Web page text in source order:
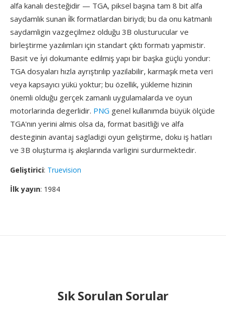
alfa kanalı desteğidir — TGA, piksel başına tam 8 bit alfa
saydamlık sunan i̇lk formatlardan biriydi; bu da onu katmanlı
saydamligin vazgeçilmez olduğu 3B olusturucular ve
birleştirme yazılımları için standart çıktı formatı yapmistir.
Basit ve i̇yi dokumante edilmiş yapı bir başka güçlü yondur:
TGA dosyaları hızla ayrıştırılıp yazilabilir, karmaşık meta veri
veya kapsayıcı yükü yoktur; bu özellik, yükleme hizinin
önemli olduğu gerçek zamanlı uygulamalarda ve oyun
motorlarinda degerlidir. PNG genel kullanımda büyük ölçüde
TGA'nın yerini almis olsa da, format basitliği ve alfa
desteginin avantaj sagladigi oyun geliştirme, doku iş hatları
ve 3B oluşturma iş akışlarında varligini surdurmektedir.
Geliştirici: Truevision
İlk yayın: 1984
Sık Sorulan Sorular